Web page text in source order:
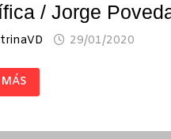
/ Jorge
29/01/2020